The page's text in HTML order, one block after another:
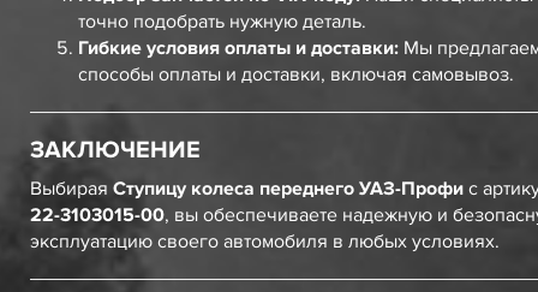
точно подобрать нужную деталь.
Гибкие условия оплаты и доставки: Мы
способы оплаты и доставки, включая самовывоз.
ЗАКЛЮЧЕНИЕ
Выбирая Ступицу колеса переднего УАЗ-Профи с
22-3103015-00, вы обеспечиваете надежную и
эксплуатацию своего автомобиля в любых условиях.